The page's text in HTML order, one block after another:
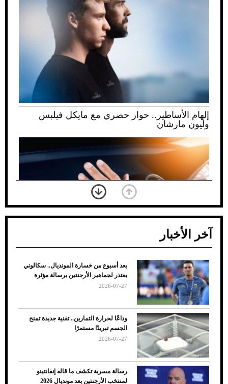
إلهام الأساطير.. حوار حصري مع مايكل فيلبس
وليون مارشان
ضعف تبريد مكيف السيارة عند الوقوف.. أشهر
الأسباب والحلول
آخر الأخبار
بعد أسبوع من خسارة المونديال.. سكالوني
يعتذر لجماهير الأرجنتين برسالة مؤثرة
2026-07-27
وداعًا لحرارة التمارين.. تقنية جديدة تمنح
الجسم تبريدًا مستمرًا
2026-07-27
رسالة مسربة تكشف ما قاله إنفانتينو
لمنتخب الأرجنتين بعد مونديال 2026